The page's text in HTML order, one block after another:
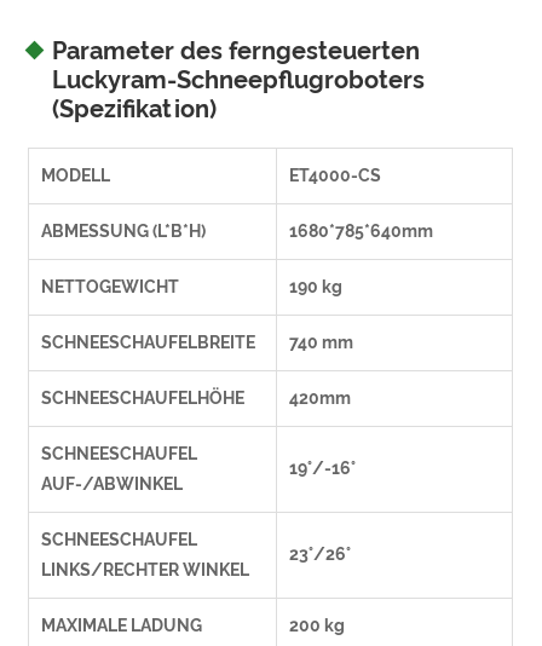
Parameter des ferngesteuerten
Luckyram-Schneepflugroboters
(Spezifikation)
MODELL ET4000-CS
ABMESSUNG (L*B*H) 1680*785*640mm
NETTOGEWICHT 190 kg
SCHNEESCHAUFELBREITE 740 mm
SCHNEESCHAUFELHÖHE 420mm
SCHNEESCHAUFEL
AUF-/ABWINKEL
19°/-16°
SCHNEESCHAUFEL
LINKS/RECHTER WINKEL
23°/26°
MAXIMALE LADUNG 200 kg